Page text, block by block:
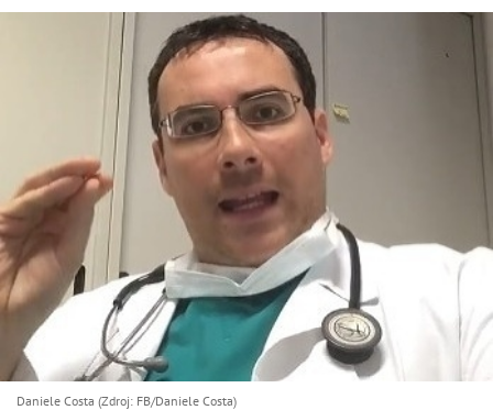
Daniele Costa (Zdroj: FB/Daniele Costa)